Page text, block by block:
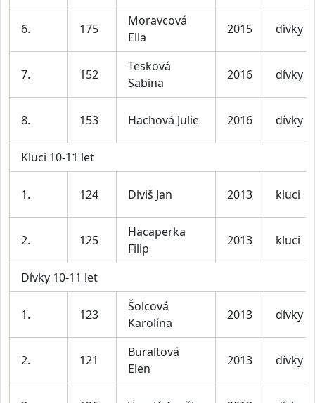
6. 175
Moravcová
Ella
2015 dívky
7. 152
Tesková
Sabina
2016 dívky
8. 153 Hachová Julie 2016 dívky
Kluci 10-11 let
1. 124 Diviš Jan 2013 kluci
2. 125
Hacaperka
Filip
2013 kluci
Dívky 10-11 let
1. 123
Šolcová
Karolína
2013 dívky
2. 121
Buraltová
Elen
2013 dívky